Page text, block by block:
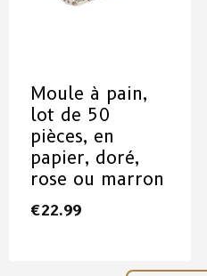
Moule à pain,
lot de 50
pièces, en
papier, doré,
rose ou marron
€22.99